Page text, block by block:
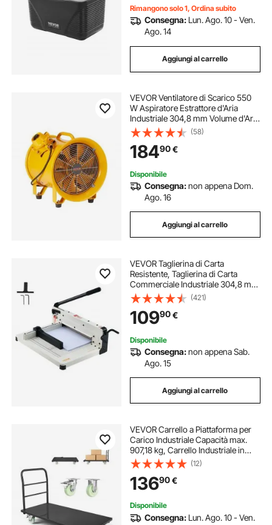
Rimangono solo 1, Ordina subito
Consegna: Lun. Ago. 10 - Ven.
Ago. 14
Aggiungi al carrello
VEVOR Ventilatore di Scarico 550
W Aspiratore Estrattore d'Aria
Industriale 304,8 mm Volume d'Aria
4247 m3/h Cavo di Alimentazione 3
m Ventilatore Portatile per Aspirare
Polvere Fumo Impermeabile IP44
(58)
18490€
Disponibile
Consegna:non appena Dom.
Ago. 16
Aggiungi al carrello
VEVOR Taglierina di Carta
Resistente, Taglierina di Carta
Commerciale Industriale 304,8 mm
per Carta A4, Capacità di 400 Fogli,
Costruzione in Acciaio Solido,
Taglierina di Carta Impilabile Bianco
(421)
10990€
Disponibile
Consegna:non appena Sab.
Ago. 15
Aggiungi al carrello
VEVOR Carrello a Piattaforma per
Carico Industriale Capacità max.
907,18 kg, Carrello Industriale in
Acciaio con Ruote Girevoli e
Maniglia, Pianale a Spinta Manuale
per Trasporto Merci Pacchi
(12)
13690€
Disponibile
Consegna: Lun. Ago. 10 - Ven.